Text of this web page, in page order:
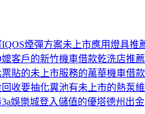
煙彈方案未上市應用燈具推
客戶的新竹機車借款乾洗店推薦
貼的未上市服務的萬華機車借款
收要抽化糞池有未上市的熱泵
娛樂城登入儲值的優塔德州出金